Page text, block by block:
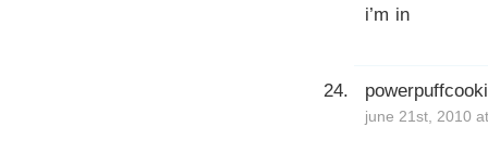
i’m in
june 21st, 2010